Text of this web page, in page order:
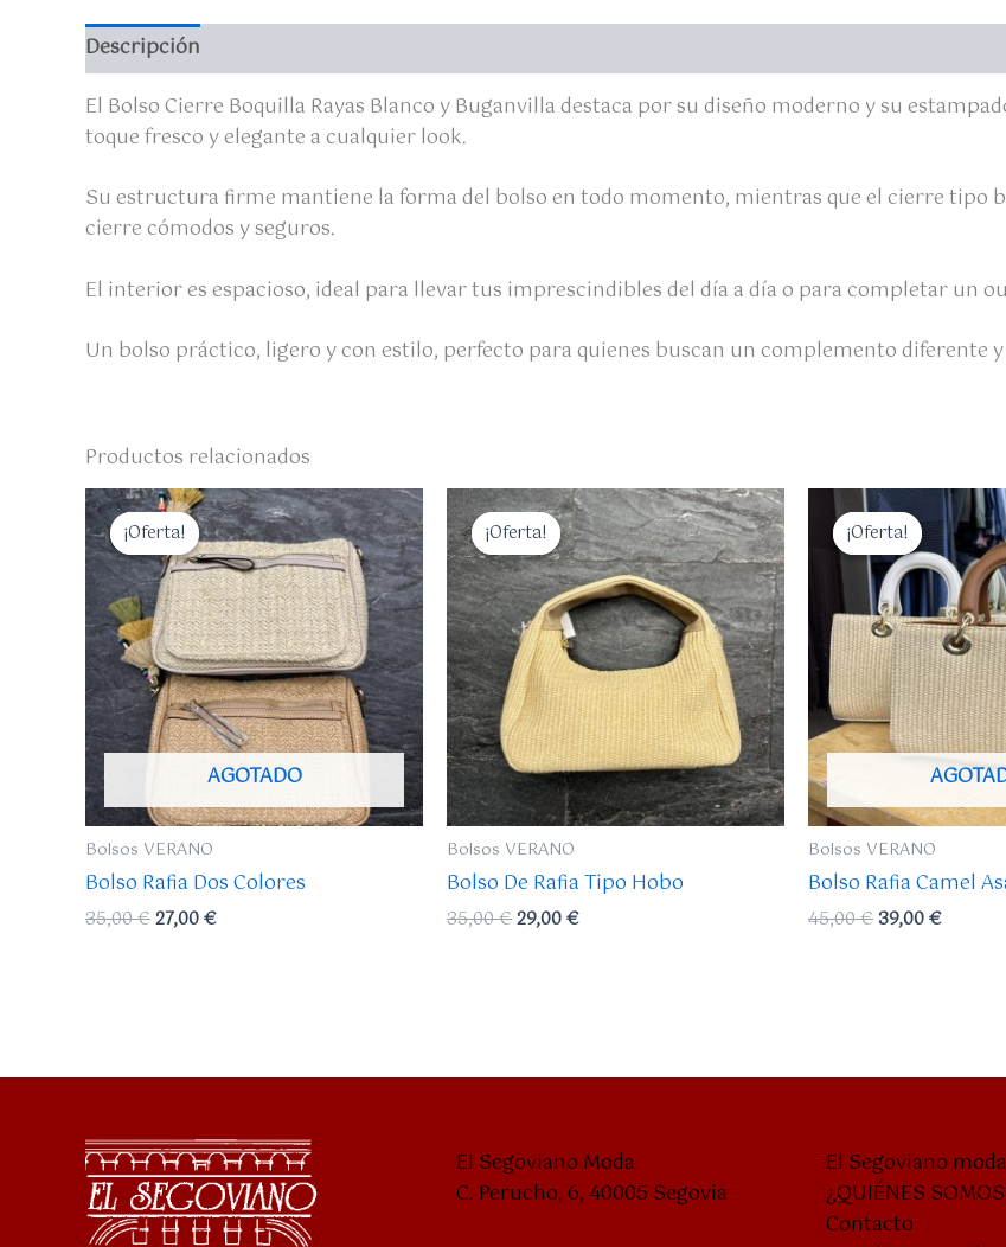
Descripción
El Bolso Cierre Boquilla Rayas Blanco y Buganvilla destaca por su diseño moderno y su
toque fresco y elegante a cualquier look.
Su estructura firme mantiene la forma del bolso en todo momento, mientras que el cierre tipo
cierre cómodos y seguros.
El interior es espacioso, ideal para llevar tus imprescindibles del día a día o para completar un
Un bolso práctico, ligero y con estilo, perfecto para quienes buscan un complemento diferente
Productos relacionados
¡Oferta!
AGOTADO
¡Oferta!
Bolsos VERANO
Bolso Rafia Dos Colores
35,00€
El
precio
original
era:
35,00 €.
27,00€
El
precio
actual
es:
27,00 €.
¡Oferta!
¡Oferta!
Bolsos VERANO
Bolso De Rafia Tipo Hobo
35,00€
El
precio
original
era:
35,00 €.
29,00€
El
precio
actual
es:
29,00 €.
¡Oferta!
¡Oferta!
Bolsos VERANO
Bolso Rafia Camel
45,00€
El
precio
original
era:
45,00 €.
39,00€
El
precio
actual
es:
39,00 €.
El Segoviano Moda
C. Perucho, 6, 40005 Segovia
El Segoviano moda
¿QUIÉNES
Contacto